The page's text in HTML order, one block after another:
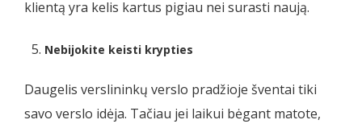
klientą yra kelis kartus pigiau nei surasti naują.
Nebijokite keisti krypties
Daugelis verslininkų verslo pradžioje šventai tiki
savo verslo idėja. Tačiau jei laikui bėgant matote,